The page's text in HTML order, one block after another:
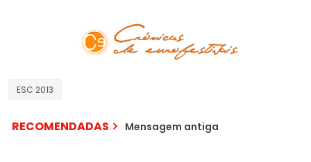
ESC 2013
RECOMENDADAS Mensagem antiga